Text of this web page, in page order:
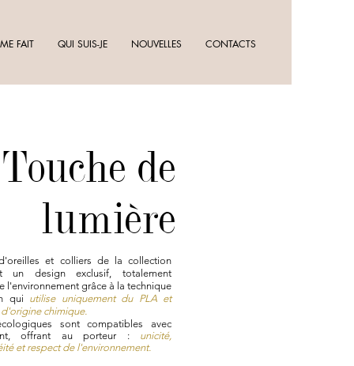
FAIT QUI SUIS-JE NOUVELLES CONTACTS
Touche de
lumière
et colliers de la collection
un design exclusif, totalement
l'environnement grâce à la technique
qui utilise uniquement du PLA et
chimique.
sont compatibles avec
offrant au porteur :
unicité,
et respect de l'environnement.